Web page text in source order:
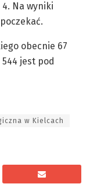
Na wyniki
obecnie 67
jest pod
w Kielcach